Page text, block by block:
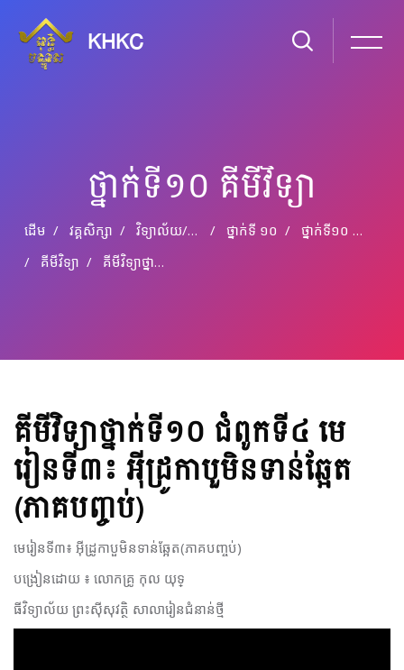
KHKC
ថ្នាក់ទី១០ គីមីវិទ្យា
ដើម វគ្គសិក្សា វិទ្យាល័យ​/​មធ្យម​សិក្សា​ទុតិយភូមិ ថ្នាក់​ទី ១០
ថ្នាក់ទី១០ គីមីវិទ្យា
គីមីវិទ្យា
គីមីវិទ្យា​ថ្នាក់ទី១០​ ជំពូក​ទី៤​ មេរៀនទី៣៖ អ៊ីដ្រូកាបួមិនទាន់ឆ្អែត (ភាគបញ្ចប់)
គីមីវិទ្យា​ថ្នាក់ទី១០​ ជំពូក​ទី៤​ មេ
រៀនទី៣៖ អ៊ីដ្រូកាបួមិនទាន់ឆ្អែត
(ភាគបញ្ចប់)
មេរៀនទី៣៖ អ៊ីដ្រូកាបួមិនទាន់ឆ្អែត(ភាគបញ្ចប់)
បង្រៀន​ដោយ​ ៖​ លោក​គ្រូ​ កុល​ យុទ្
ធី​ វិទ្យាល័យ ព្រះស៊ីសុវត្ថិ សាលារៀនជំនាន់ថ្មី​